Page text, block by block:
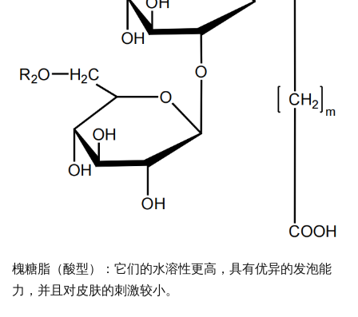
槐糖脂 （酸型）
：它们的水溶性更高，具有优异的发泡能
力，并且对皮肤的刺激较小。